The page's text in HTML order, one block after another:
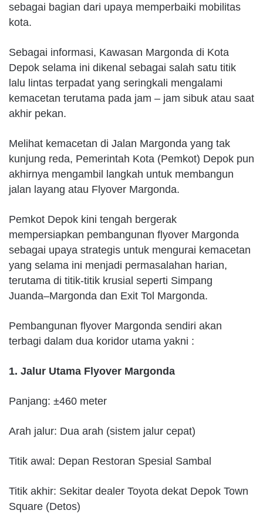
sebagai bagian dari upaya memperbaiki mobilitas
kota.
Sebagai informasi, Kawasan Margonda di Kota
Depok selama ini dikenal sebagai salah satu titik
lalu lintas terpadat yang seringkali mengalami
kemacetan terutama pada jam – jam sibuk atau saat
akhir pekan.
Melihat kemacetan di Jalan Margonda yang tak
kunjung reda, Pemerintah Kota (Pemkot) Depok pun
akhirnya mengambil langkah untuk membangun
jalan layang atau Flyover Margonda.
Pemkot Depok kini tengah bergerak
mempersiapkan pembangunan flyover Margonda
sebagai upaya strategis untuk mengurai kemacetan
yang selama ini menjadi permasalahan harian,
terutama di titik-titik krusial seperti Simpang
Juanda–Margonda dan Exit Tol Margonda.
Pembangunan flyover Margonda sendiri akan
terbagi dalam dua koridor utama yakni :
1. Jalur Utama Flyover Margonda
Panjang: ±460 meter
Arah jalur: Dua arah (sistem jalur cepat)
Titik awal: Depan Restoran Spesial Sambal
Titik akhir: Sekitar dealer Toyota dekat Depok Town
Square (Detos)